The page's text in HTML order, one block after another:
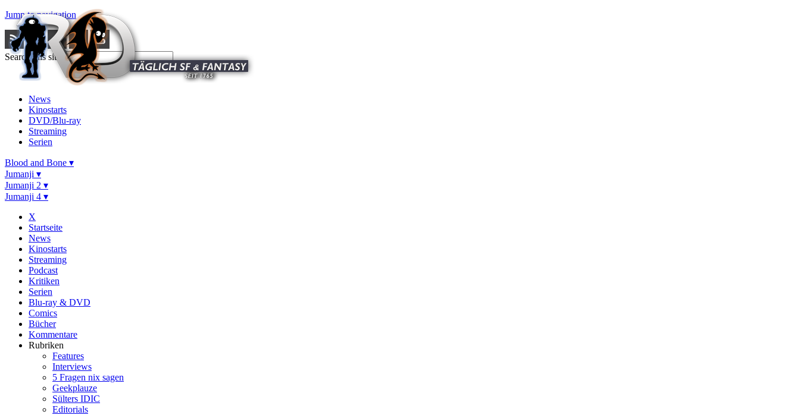
Jump to navigation
Search this site
News
Kinostarts
DVD/Blu-ray
Streaming
Serien
Blood and Bone ▾
Jumanji ▾
Jumanji 2 ▾
Jumanji 4 ▾
X
Startseite
News
Kinostarts
Streaming
Podcast
Kritiken
Serien
Blu-ray & DVD
Comics
Bücher
Kommentare
Rubriken
Features
Interviews
5 Fragen nix sagen
Geekplauze
Sülters IDIC
Editorials